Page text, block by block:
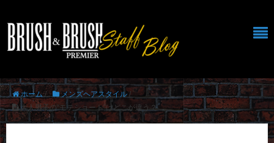
ホーム/ メンズヘアスタイル/
大人男子の“モテショート”はどこが違う？